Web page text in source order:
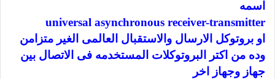
اسمه
universal asynchronous receiver-transmitter
او بروتوكل الارسال والاستقبال العالمى الغير متزامن
وده من اكتر البروتوكلات المستخدمه فى الاتصال بين
جهاز وجهاز اخر